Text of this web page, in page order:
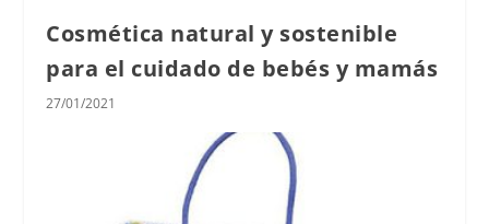
Cosmética natural y sostenible
para el cuidado de bebés y mamás
27/01/2021